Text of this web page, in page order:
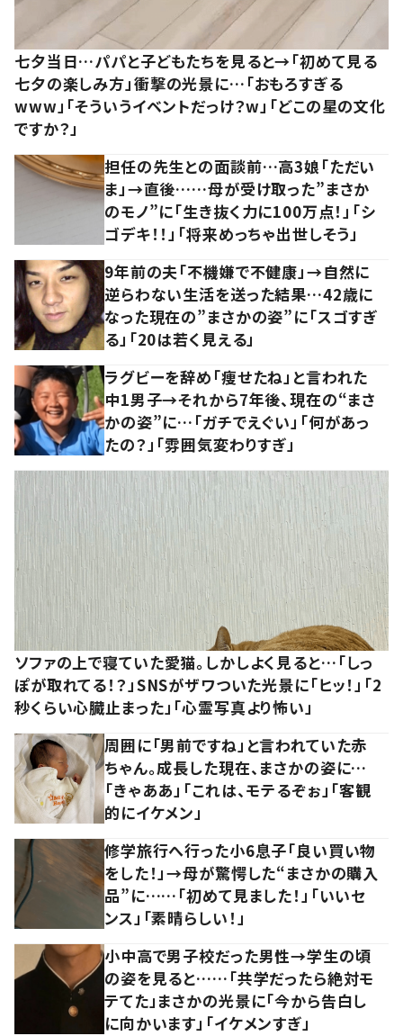
七夕当日…パパと子どもたちを見ると→「初めて見る
七夕の楽しみ方」衝撃の光景に…「おもろすぎる
www」「そういうイベントだっけ？w」「どこの星の文化
ですか？」
担任の先生との面談前…高3娘「ただい
ま」→直後……母が受け取った”まさか
のモノ”に「生き抜く力に100万点！」「シ
ゴデキ！！」「将来めっちゃ出世しそう」
9年前の夫「不機嫌で不健康」→自然に
逆らわない生活を送った結果…42歳に
なった現在の”まさかの姿”に「スゴすぎ
る」「20は若く見える」
ラグビーを辞め「痩せたね」と言われた
中1男子→それから7年後、現在の“まさ
かの姿”に…「ガチでえぐい」「何があっ
たの？」「雰囲気変わりすぎ」
ソファの上で寝ていた愛猫。しかしよく見ると…「しっ
ぽが取れてる！？」SNSがザワついた光景に「ヒッ！」「2
秒くらい心臓止まった」「心霊写真より怖い」
周囲に「男前ですね」と言われていた赤
ちゃん。成長した現在、まさかの姿に…
「きゃああ」「これは、モテるぞぉ」「客観
的にイケメン」
修学旅行へ行った小6息子「良い買い物
をした！」→母が驚愕した“まさかの購入
品”に……「初めて見ました！」「いいセ
ンス」「素晴らしい！」
小中高で男子校だった男性→学生の頃
の姿を見ると……「共学だったら絶対モ
テてた」まさかの光景に「今から告白し
に向かいます」「イケメンすぎ」